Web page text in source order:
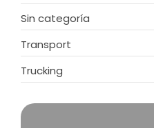
Sin categoría
Transport
Trucking